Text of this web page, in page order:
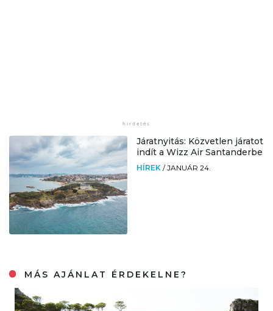
Járatnyitás: Közvetlen járatot
indít a Wizz Air Santanderbe
HÍREK /JANUÁR 24.
MÁS AJÁNLAT ÉRDEKELNE?